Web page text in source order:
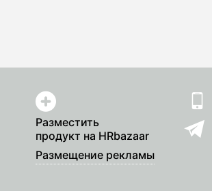
Разместить
продукт на HRbazaar
Размещение рекламы